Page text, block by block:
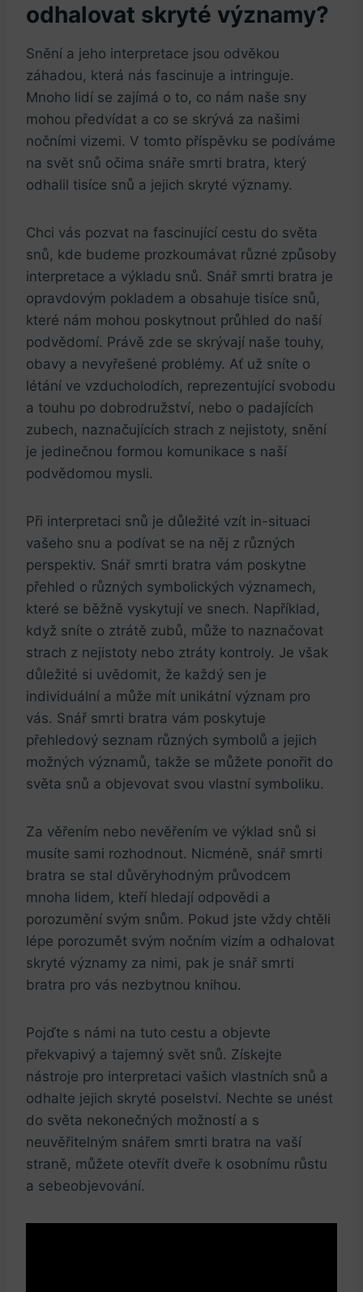
odhalovat ⁢skryté významy?
Snění​ a jeho⁤ interpretace jsou odvěkou
záhadou, která nás fascinuje a intringuje.
Mnoho ⁢lidí‍ se zajímá o⁤ to, co nám naše⁣ sny
mohou předvídat a co se ⁢skrývá ⁢za našimi
nočními vizemi. V tomto příspěvku se‌ podíváme
na svět snů ⁢očima snáře smrti ‌bratra, který
odhalil ‍tisíce snů a jejich skryté významy.
Chci vás pozvat ⁣na​ fascinující cestu do světa
snů, kde budeme prozkoumávat různé způsoby
interpretace a výkladu snů. ⁢Snář smrti bratra⁤ je
opravdovým pokladem a obsahuje ⁤tisíce ‌snů,​
které​ nám mohou poskytnout průhled do naší
⁣podvědomí. Právě zde ⁢se skrývají naše touhy,
obavy⁣ a ​nevyřešené problémy.​ Ať už sníte ‌o
létání ⁢ve vzducholodích, ‌reprezentující svobodu
a ‌touhu po dobrodružství, ​nebo o ⁢padajících
zubech, naznačujících‍ strach z nejistoty, snění
‌je⁢ jedinečnou formou ⁣komunikace⁣ s naší
podvědomou mysli.
Při interpretaci snů je důležité vzít ‌in-situaci
vašeho snu ⁤a podívat se na něj z⁢ různých
perspektiv. Snář smrti bratra⁢ vám poskytne
přehled o různých symbolických významech,⁢
které se‌ běžně vyskytují ve snech. Například,
když‌ sníte o ztrátě ⁤zubů,‍ může to naznačovat⁣
strach z⁢ nejistoty nebo ztráty​ kontroly.⁤ Je však
důležité si uvědomit, ⁢že každý sen je
individuální ‍a může mít⁤ unikátní význam pro ​
vás. Snář smrti⁢ bratra‌ vám⁣ poskytuje
přehledový seznam různých symbolů a jejich
možných ⁣významů,⁣ takže se můžete ponořit ‌do
světa⁤ snů a⁤ objevovat svou ⁣vlastní symboliku.
Za věřením nebo nevěřením ve ‌výklad snů si
musíte​ sami rozhodnout. Nicméně, snář smrti
bratra‌ se stal důvěryhodným průvodcem
mnoha lidem, kteří hledají‌ odpovědi a
‍porozumění ⁤svým snům. Pokud jste vždy chtěli
lépe⁤ porozumět⁢ svým⁢ nočním vizím a odhalovat
skryté významy ‌za⁤ nimi, pak je snář ‌smrti
bratra pro vás nezbytnou knihou.
Pojďte ‍s námi na ​tuto cestu a ⁣objevte
překvapivý a tajemný svět ‍snů. Získejte
nástroje pro interpretaci vašich vlastních snů a
odhalte jejich skryté poselství. ​Nechte se unést
do světa nekonečných možností⁢ a ⁤s
neuvěřitelným snářem smrti ⁣bratra ‍na vaší⁣
straně, můžete ⁣otevřít dveře k osobnímu růstu
⁣a sebeobjevování.